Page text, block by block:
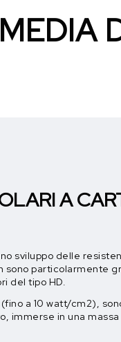
A
sviluppo delle
sono particolarmente
del tipo HD.
a 10 watt/cm2),
immerse in una